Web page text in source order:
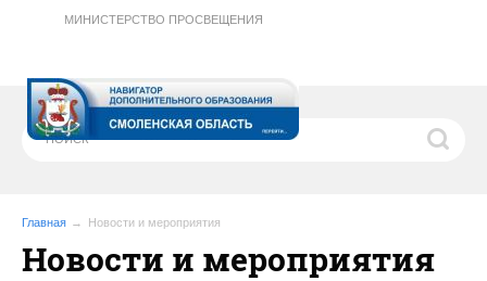
МИНИСТЕРСТВО ПРОСВЕЩЕНИЯ
Главная Новости и мероприятия
Новости и мероприятия